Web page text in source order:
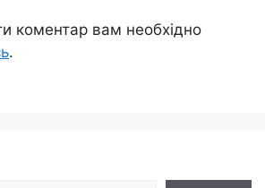
коментар вам необхідно
.